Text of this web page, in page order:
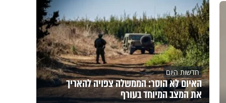
חדשות היום
האיום לא הוסר: הממשלה צפויה להאריך
את המצב המיוחד בעורף